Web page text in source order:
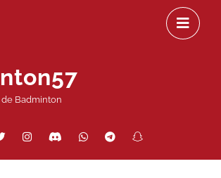
Badminton
Twitter InstagramDiscordWhatsAppTelegram